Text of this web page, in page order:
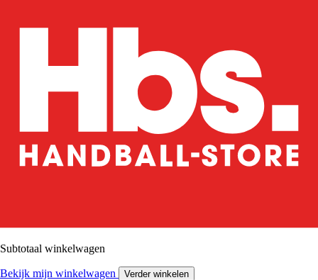
Subtotaal winkelwagen
Bekijk mijn winkelwagen Verder winkelen